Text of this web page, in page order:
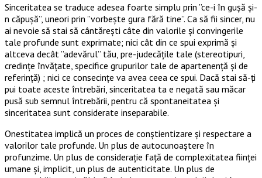
Sinceritatea se traduce adesea foarte simplu prin ”ce-i în gușă și-
n căpușă”, uneori prin ”vorbește gura fără tine”. Ca să fii sincer, nu
ai nevoie să stai să cântărești câte din valorile și convingerile
tale profunde sunt exprimate; nici cât din ce spui exprimă și
altceva decât ”adevărul” tău, pre-judecățile tale (stereotipuri,
credințe învățate, specifice grupurilor tale de apartenență și de
referință) ; nici ce consecințe va avea ceea ce spui. Dacă stai să-ți
pui toate aceste întrebări, sinceritatea ta e negată sau măcar
pusă sub semnul întrebării, pentru că spontaneitatea și
sinceritatea sunt considerate inseparabile.
Onestitatea implică un proces de conștientizare și respectare a
valorilor tale profunde. Un plus de autocunoaștere în
profunzime. Un plus de considerație față de complexitatea ființei
umane și, implicit, un plus de autenticitate. Un plus de